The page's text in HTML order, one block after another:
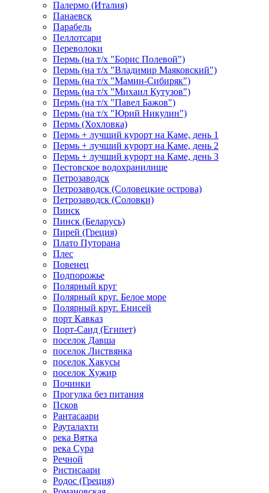
Палермо (Италия)
Панаевск
Парабель
Пеллотсари
Переволоки
Пермь (на т/х "Борис Полевой")
Пермь (на т/х "Владимир Маяковский")
Пермь (на т/х "Мамин-Сибиряк")
Пермь (на т/х "Михаил Кутузов")
Пермь (на т/х "Павел Бажов")
Пермь (на т/х "Юрий Никулин")
Пермь (Хохловка)
Пермь + лучший курорт на Каме, день 1
Пермь + лучший курорт на Каме, день 2
Пермь + лучший курорт на Каме, день 3
Пестовское водохранилище
Петрозаводск
Петрозаводск (Соловецкие острова)
Петрозаводск (Соловки)
Пинск
Пинск (Беларусь)
Пирей (Греция)
Плато Путорана
Плес
Повенец
Подпорожье
Полярный круг
Полярный круг. Белое море
Полярный круг. Енисей
порт Кавказ
Порт-Саид (Египет)
поселок Давша
поселок Листвянка
поселок Хакусы
поселок Хужир
Починки
Прогулка без питания
Псков
Рантасаари
Рауталахти
река Вятка
река Сура
Речной
Ристисаари
Родос (Греция)